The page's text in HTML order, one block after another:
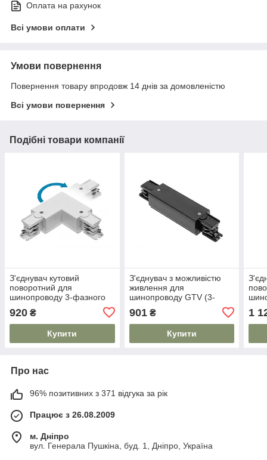
Оплата на рахунок
Всі умови оплати
Умови повернення
Повернення товару впродовж 14 днів за домовленістю
Всі умови повернення
Подібні товари компанії
З'єднувач кутовий
поворотний для
шинопроводу 3-фазного
920 ₴
Купити
З'єднувач з можливістю
живлення для
шинопроводу GTV (3-
чорний
901₴
Купити
1
Про нас
96% позитивних з 371 відгука за рік
Працює з 26.08.2009
м. Дніпро
вул. Генерала Пушкіна, буд. 1, Дніпро, Україна